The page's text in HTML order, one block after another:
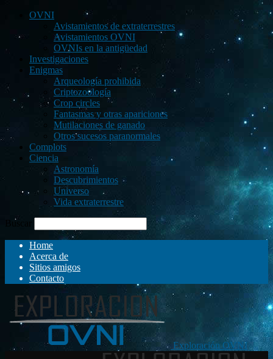
OVNI
Avistamientos de extraterrestres
Avistamientos OVNI
OVNIs en la antigüedad
Investigaciones
Enigmas
Arqueología prohibida
Criptozoología
Crop circles
Fantasmas y otras apariciones
Mutilaciones de ganado
Otros sucesos paranormales
Complots
Ciencia
Astronomía
Descubrimientos
Universo
Vida extraterrestre
Buscar
Home
Acerca de
Sitios amigos
Contacto
Exploración OVNI